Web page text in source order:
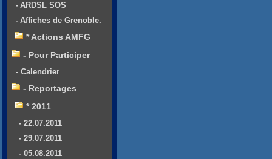
- ARDSL SOS
- Affiches de Grenoble.
* Actions AMFG
- Pour Participer
- Calendrier
- Reportages
* 2011
- 22.07.2011
- 29.07.2011
- 05.08.2011